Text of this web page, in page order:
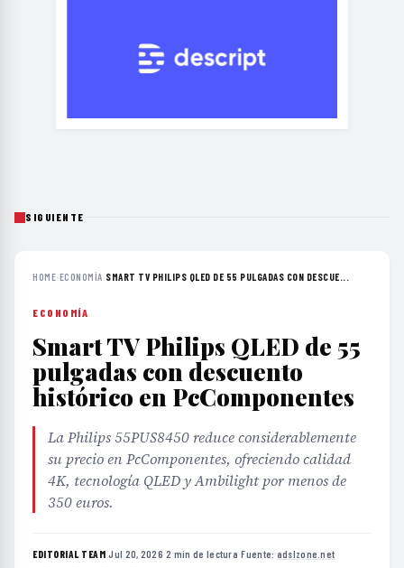
SIGUIENTE
HOME›ECONOMÍA›SMART TV PHILIPS QLED DE 55 PULGADAS CON DESCUE...
ECONOMÍA
Smart TV Philips QLED de 55
pulgadas con descuento
histórico en PcComponentes
La Philips 55PUS8450 reduce considerablemente
su precio en PcComponentes, ofreciendo calidad
4K, tecnología QLED y Ambilight por menos de
350 euros.
EDITORIAL TEAM·Jul 20, 2026·2 min de lectura·Fuente: adslzone.net